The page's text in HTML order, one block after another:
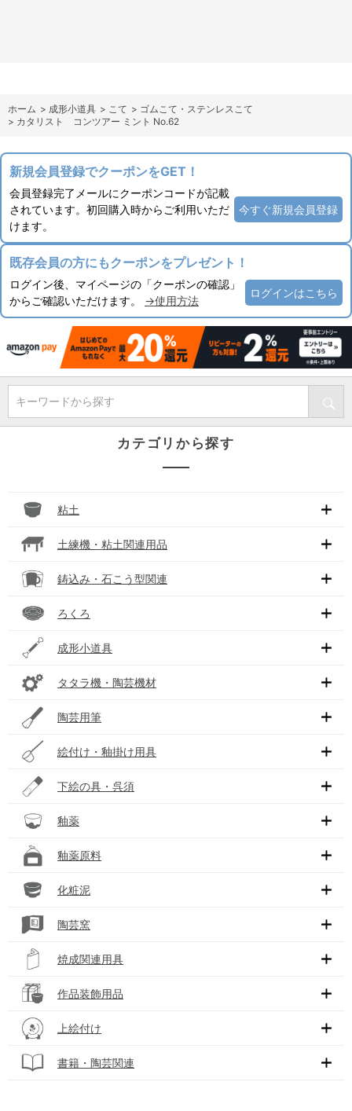
ホーム > 成形小道具 > こて > ゴムこて・ステンレスこて
> カタリスト コンツアー ミント No.62
新規会員登録でクーポンをGET！
会員登録完了メールにクーポンコードが記載
されています。初回購入時からご利用いただ
けます。
今すぐ新規会員登録
既存会員の方にもクーポンをプレゼント！
ログイン後、マイページの「クーポンの確認」
からご確認いただけます。 →使用方法
ログインはこちら
キーワードから探す
カテゴリから探す
粘土
土練機・粘土関連用品
鋳込み・石こう型関連
ろくろ
成形小道具
タタラ機・陶芸機材
陶芸用筆
絵付け・釉掛け用具
下絵の具・呉須
釉薬
釉薬原料
化粧泥
陶芸窯
焼成関連用具
作品装飾用品
上絵付け
書籍・陶芸関連